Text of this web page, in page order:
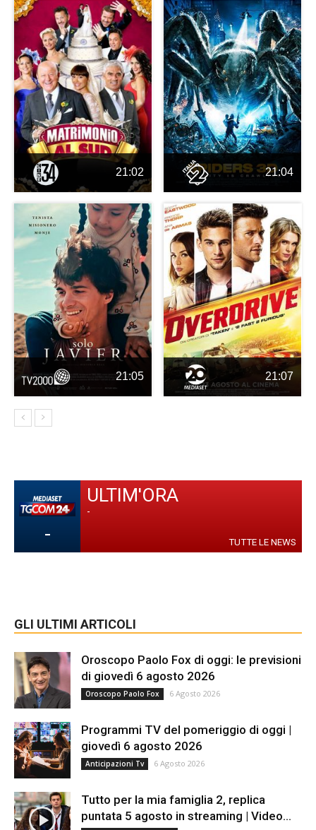
21:02 21:04
21:05 21:07
-
ULTIM'ORA
-
TUTTE LE NEWS
GLI ULTIMI ARTICOLI
Oroscopo Paolo Fox di oggi: le previsioni
di giovedì 6 agosto 2026
Oroscopo Paolo Fox 6 Agosto 2026
Programmi TV del pomeriggio di oggi |
giovedì 6 agosto 2026
Anticipazioni Tv 6 Agosto 2026
Tutto per la mia famiglia 2, replica
puntata 5 agosto in streaming | Video...